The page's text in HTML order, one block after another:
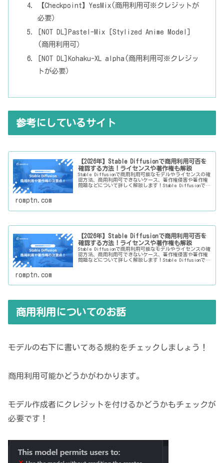
【Checkpoint】YesMix(商用利用可※クレジットが
必要）
[NOT DL]Pastel-Mix [Stylized Anime Model]
(商用利用可）
[NOT DL]Kohaku-XL alpha(商用利用可※クレジッ
トが必要）
参考にしているサイト
【2026年】Stable Diffusionで商用利用可否を
確認する方法！ライセンスや著作権も解説
Stable Diffusionで商用利用可能なモデルやライセンスの確
認方法、商用利用可できないケース、著作権侵害や著作権
問題などについて詳しく解説します！Stable Diffusionでの
romptn.com
【2026年】Stable Diffusionで商用利用可否を
確認する方法！ライセンスや著作権も解説
Stable Diffusionで商用利用可能なモデルやライセンスの確
認方法、商用利用可できないケース、著作権侵害や著作権
問題などについて詳しく解説します！Stable Diffusionでの
romptn.com
商用利用についてのお話
モデルの右下に書いてある規約をチェックしましょう！
商用利用可能かどうかがわかります。
モデル作成者にクレジットを付けるかどうかもチェックが
必要です！